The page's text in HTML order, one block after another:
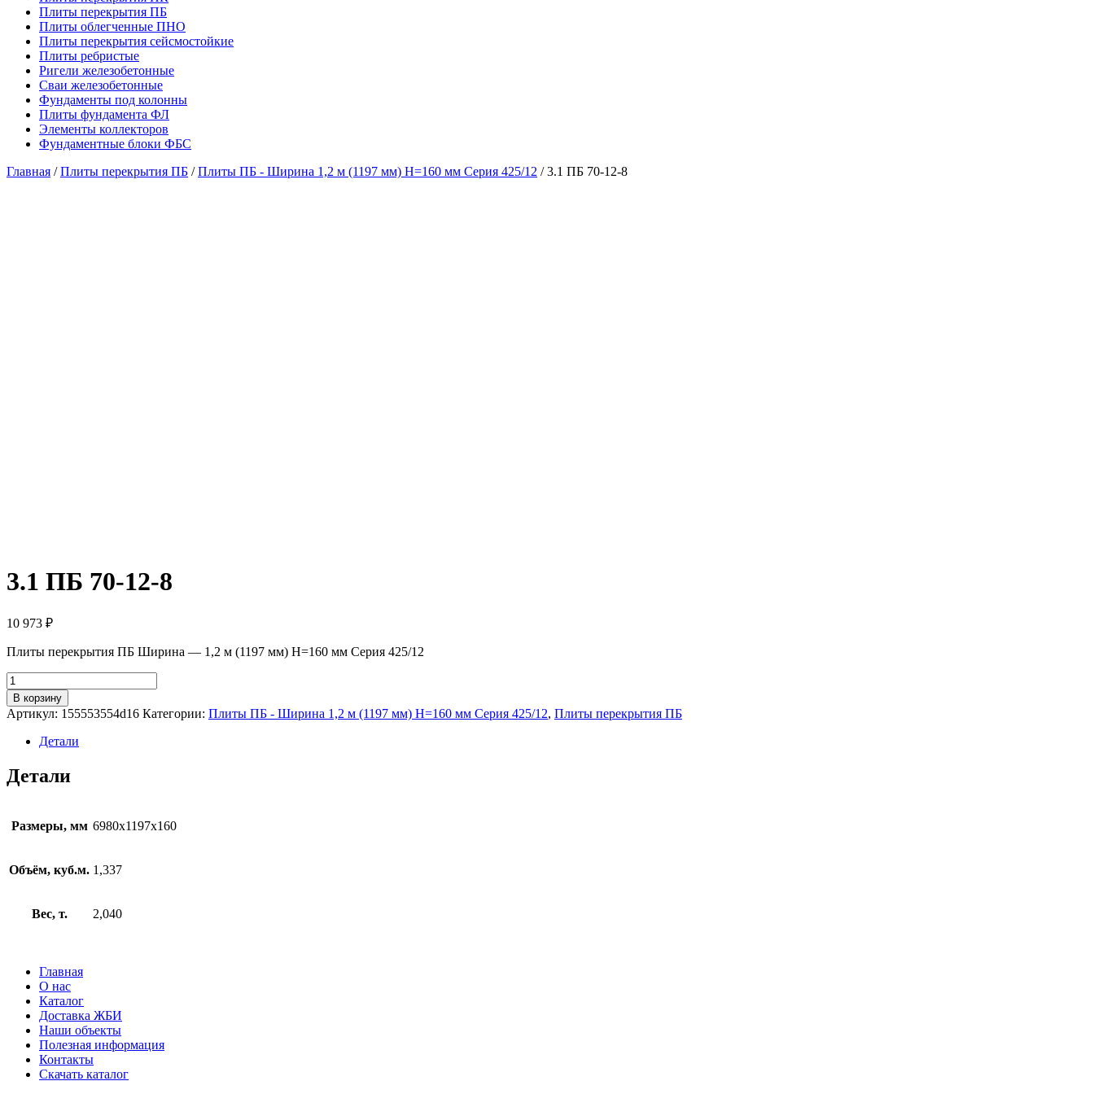
Плиты перекрытия ПБ
Плиты облегченные ПНО
Плиты перекрытия сейсмостойкие
Плиты ребристые
Ригели железобетонные
Сваи железобетонные
Фундаменты под колонны
Плиты фундамента ФЛ
Элементы коллекторов
Фундаментные блоки ФБС
Главная /Плиты перекрытия ПБ /Плиты ПБ - Ширина 1,2 м (1197 мм) H=160 мм Серия 425/12 / 3.1 ПБ 70-12-8
3.1 ПБ 70-12-8
10 973 ₽
Плиты перекрытия ПБ Ширина — 1,2 м (1197 мм) H=160 мм Серия 425/12
Количество
товара
3.1
ПБ
8
В корзину
Артикул: 155553554d16 Категории: Плиты ПБ - Ширина 1,2 м (1197 мм) H=160 мм Серия 425/12, Плиты перекрытия ПБ
Детали
Детали
Размеры, мм 6980х1197х160
Объём, куб.м. 1,337
Вес, т. 2,040
Главная
О нас
Каталог
Доставка ЖБИ
Наши объекты
Полезная информация
Контакты
Скачать каталог